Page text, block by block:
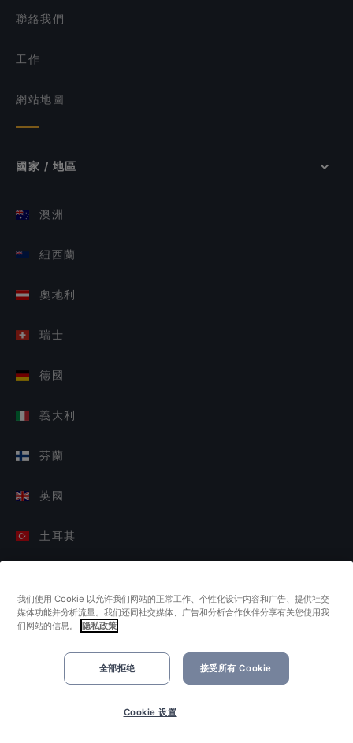
現在預訂
聯絡我們
工作
網站地圖
國家 / 地區
澳洲
紐西蘭
奧地利
瑞士
德國
義大利
芬蘭
英國
土耳其
新加坡
我们使用 Cookie 以允许我们网站的正常工作、个性化设计内容和广告、提供社交
媒体功能并分析流量。我们还同社交媒体、广告和分析合作伙伴分享有关您使用我
们网站的信息。
隐私政策
全部拒绝 接受所有 Cookie
Cookie 设置